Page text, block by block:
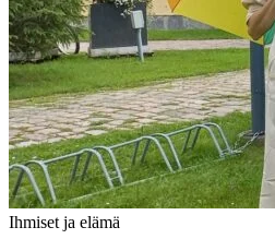
Ihmiset ja elämä